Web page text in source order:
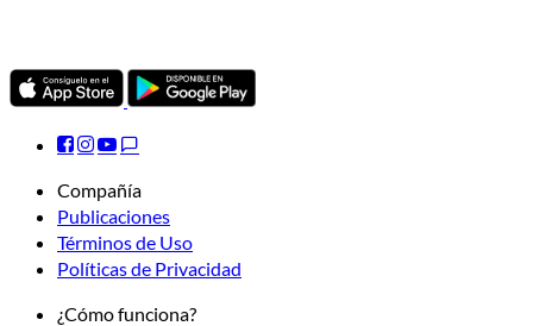
Compañía
Publicaciones
Términos de Uso
Políticas de Privacidad
¿Cómo funciona?